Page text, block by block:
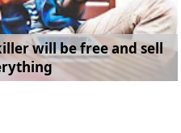
will be free and sell